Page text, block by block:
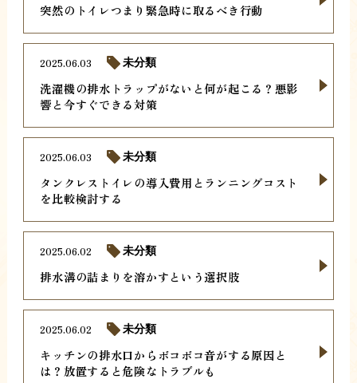
突然のトイレつまり緊急時に取るべき行動
洗濯機の排水トラップがないと何が起こる？悪影
響と今すぐできる対策
2025.06.03 未分類
タンクレストイレの導入費用とランニングコスト
を比較検討する
2025.06.03 未分類
排水溝の詰まりを溶かすという選択肢
2025.06.02 未分類
キッチンの排水口からボコボコ音がする原因と
は？放置すると危険なトラブルも
2025.06.02 未分類